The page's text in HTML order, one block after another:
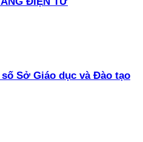
Sở Giáo dục và Đào tạo